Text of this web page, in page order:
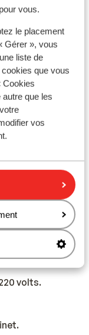
vous.
le placement
Gérer », vous
liste de
que vous
Cookies
que les
vos
et l’allemand
de 10%
volts.